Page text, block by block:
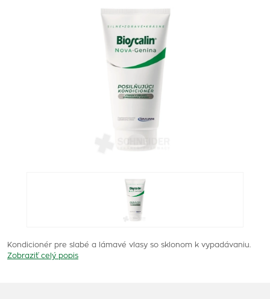
Kondicionér pre slabé a lámavé vlasy so sklonom k vypadávaniu.
Zobraziť celý popis